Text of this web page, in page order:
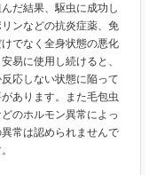
だ結果、駆虫に成功し
ンなどの抗炎症薬、免
でなく全身状態の悪化
易に使用し続けると、
応しない状態に陥って
あります。また毛包虫
のホルモン異常によっ
常は認められませんで